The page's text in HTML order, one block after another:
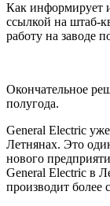
Как информирует
ссылкой на штаб-
работу на заводе
Окончательное
полугода.
General Electric
Летнянах. Это
нового
General Electric в
производит более